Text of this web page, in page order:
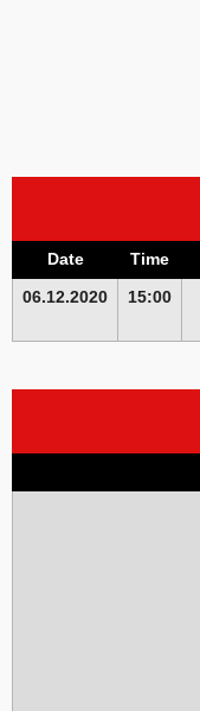
Date Time
06.12.2020
15:00